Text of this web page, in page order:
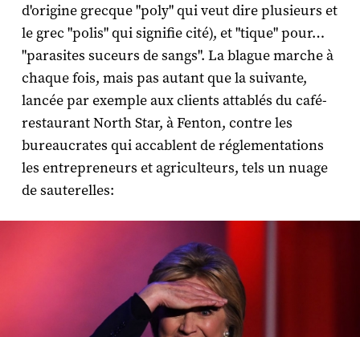
d'origine grecque "poly" qui veut dire plusieurs et
le grec "polis" qui signifie cité), et "tique" pour…
"parasites suceurs de sangs". La blague marche à
chaque fois, mais pas autant que la suivante,
lancée par exemple aux clients attablés du café-
restaurant North Star, à Fenton, contre les
bureaucrates qui accablent de réglementations
les entrepreneurs et agriculteurs, tels un nuage
de sauterelles: